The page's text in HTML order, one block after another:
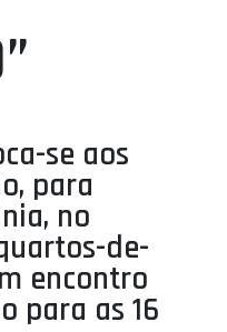
se aos
para
no
de-
encontro
para as 16